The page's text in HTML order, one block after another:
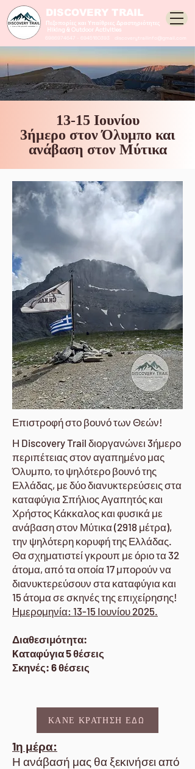
Πεζοπορίες και Υπαίθριες Δραστηριότητες
DISCOVERY TRAIL
Hiking & Outdoor Activities
6986974647 6945180393 discoverytrailinfo@gmail.com
13-15 Ιουνίου
3ήμερο στον Όλυμπο και
ανάβαση στον Μύτικα
Επιστροφή στο βουνό των Θεών! ​
Η Discovery Trail διοργανώνει 3ήμερο
περιπέτειας στον αγαπημένο μας
Όλυμπο, το ψηλότερο βουνό της
Ελλάδας, με δύο διανυκτερεύσεις στα
καταφύγια Σπήλιος Αγαπητός και
Χρήστος Κάκκαλος και φυσικά με
ανάβαση στον Μύτικα (2918 μέτρα),
την ψηλότερη κορυφή της Ελλάδας.
Θα σχηματιστεί γκρουπ με όριο τα 32
άτομα, από τα οποία 17 μπορούν να
διανυκτερεύσουν στα καταφύγια και
15 άτομα σε σκηνές της επιχείρησης!​
Ημερομηνία: 13-15 Ιουνίου 2025.
Διαθεσιμότητα:
Kαταφύγια 5 θέσεις
Σκηνές: 6 θέσεις
ΚΑΝΕ ΚΡΑΤΗΣΗ ΕΔΩ
1η μέρα:
Η ανάβασή μας θα ξεκινήσει από